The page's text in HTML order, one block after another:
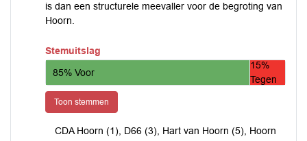
is dan een structurele meevaller voor de begroting van
Hoorn.
Stemuitslag
85% Voor
15%
Tegen
Toon stemmen
CDA Hoorn (1), D66 (3), Hart van Hoorn (5), Hoorn